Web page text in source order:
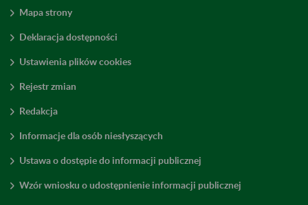
Mapa strony
Deklaracja dostępności
Ustawienia plików cookies
Rejestr zmian
Redakcja
Informacje dla osób niesłyszących
Ustawa o dostępie do informacji publicznej
Wzór wniosku o udostępnienie informacji publicznej